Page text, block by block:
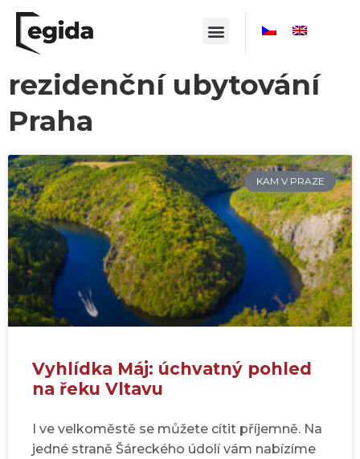
rezidenční ubytování
Praha
KAM V PRAZE
Vyhlídka Máj: úchvatný pohled
na řeku Vltavu
I ve velkoměstě se můžete cítit příjemně. Na
jedné straně Šáreckého údolí vám nabízíme